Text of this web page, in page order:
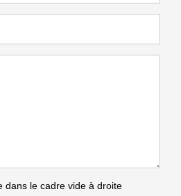
dans le cadre vide à droite